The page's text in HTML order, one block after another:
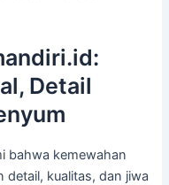
Detail
bahwa kemewahan
detail, kualitas, dan jiwa